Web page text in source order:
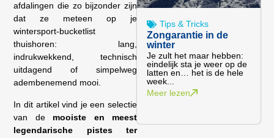
afdalingen die zo bijzonder zijn
dat ze meteen op je
wintersport-bucketlist
thuishoren: lang,
indrukwekkend, technisch
uitdagend of simpelweg
adembenemend mooi.
In dit artikel vind je een selectie
van de mooiste en meest
legendarische pistes ter
Tips & Tricks
Zongarantie in de
winter
Je zult het maar hebben:
eindelijk sta je weer op de
latten en… het is de hele
week...
Meer lezen